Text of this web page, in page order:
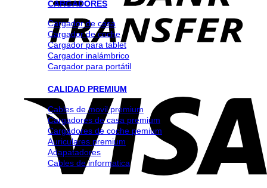
CARGADORES
Cargador de casa
Cargador de coche
Cargador para tablet
Cargador inalámbrico
Cargador para portátil
CALIDAD PREMIUM
Cables de movil premium
Cargadores de casa premium
Cargadores de coche pemium
Auriculares premium
Adapatadores
Cables de informatica